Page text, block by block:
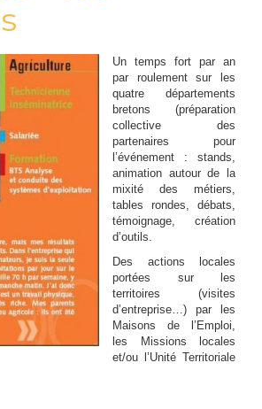
Un temps fort par an
par roulement sur les
quatre départements
bretons (préparation
collective des
partenaires pour
l’événement : stands,
animation autour de la
mixité des métiers,
tables rondes, débats,
témoignage, création
d’outils.
Des actions locales
portées sur les
territoires (visites
d’entreprise…) par les
Maisons de l’Emploi,
les Missions locales
et/ou l’Unité Territoriale